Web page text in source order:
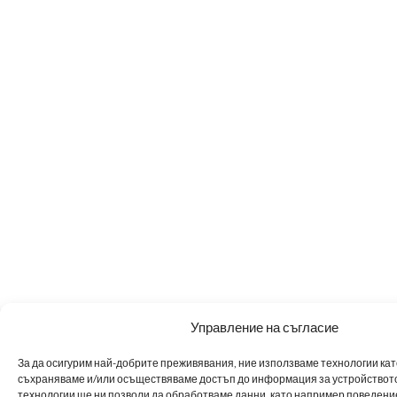
Управление на съгласие
За да осигурим най-добрите преживявания, ние използваме технологии
съхраняваме и/или осъществяваме достъп до информация за